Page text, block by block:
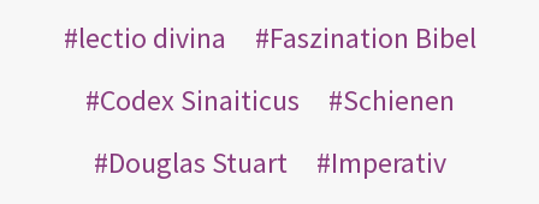
lectio divina
Faszination Bibel
Codex Sinaiticus
Schienen
Douglas Stuart
Imperativ